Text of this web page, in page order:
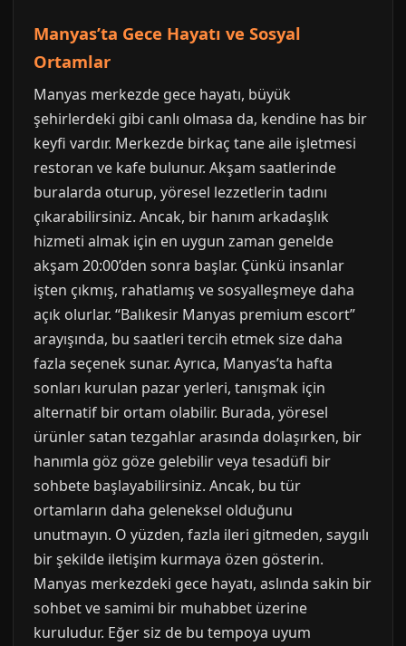
Manyas’ta Gece Hayatı ve Sosyal
Ortamlar
Manyas merkezde gece hayatı, büyük
şehirlerdeki gibi canlı olmasa da, kendine has bir
keyfi vardır. Merkezde birkaç tane aile işletmesi
restoran ve kafe bulunur. Akşam saatlerinde
buralarda oturup, yöresel lezzetlerin tadını
çıkarabilirsiniz. Ancak, bir hanım arkadaşlık
hizmeti almak için en uygun zaman genelde
akşam 20:00’den sonra başlar. Çünkü insanlar
işten çıkmış, rahatlamış ve sosyalleşmeye daha
açık olurlar. “Balıkesir Manyas premium escort”
arayışında, bu saatleri tercih etmek size daha
fazla seçenek sunar. Ayrıca, Manyas’ta hafta
sonları kurulan pazar yerleri, tanışmak için
alternatif bir ortam olabilir. Burada, yöresel
ürünler satan tezgahlar arasında dolaşırken, bir
hanımla göz göze gelebilir veya tesadüfi bir
sohbete başlayabilirsiniz. Ancak, bu tür
ortamların daha geleneksel olduğunu
unutmayın. O yüzden, fazla ileri gitmeden, saygılı
bir şekilde iletişim kurmaya özen gösterin.
Manyas merkezdeki gece hayatı, aslında sakin bir
sohbet ve samimi bir muhabbet üzerine
kuruludur. Eğer siz de bu tempoya uyum